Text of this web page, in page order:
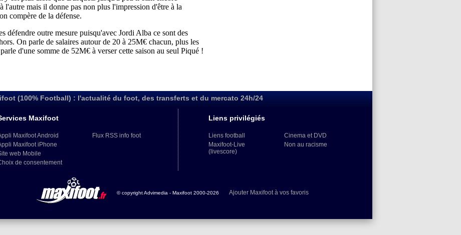
(100% Football) : l'actualité du foot, des transferts et du mercato 24h/24
Maxifoot
Maxifoot Android
Maxifoot iPhone
web Mobile
de consentement
Flux RSS info foot
Liens privilégiés
Liens football
Maxifoot-Live
(livescore)
Cinema et DVD
Non au racisme
© copyright Advimedia - Maxifoot 2000-2026 Ajouter Maxifoot à vos favoris